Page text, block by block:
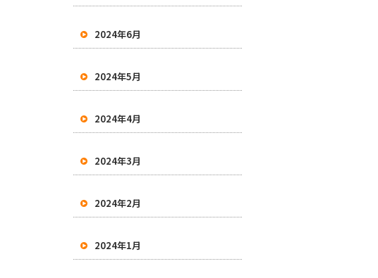
2024年6月
2024年5月
2024年4月
2024年3月
2024年2月
2024年1月